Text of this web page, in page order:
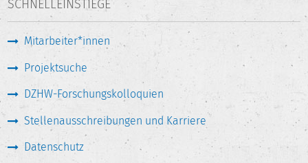
SCHNELLEINSTIEGE
Mitarbeiter*innen
Projektsuche
DZHW-Forschungskolloquien
Stellenausschreibungen und Karriere
Datenschutz